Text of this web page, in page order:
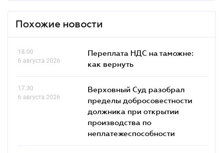
Похожие новости
18.00
6 августа 2026
Переплата НДС на таможне:
как вернуть
17.30
6 августа 2026
Верховный Суд разобрал
пределы добросовестности
должника при открытии
производства по
неплатежеспособности